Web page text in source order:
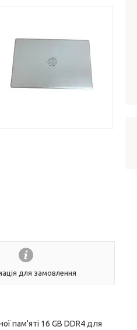
для замовлення
пам'яті 16 GB DDR4 для